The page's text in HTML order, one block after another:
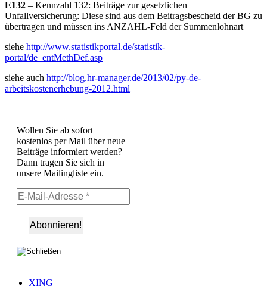
E132 – Kennzahl 132: Beiträge zur gesetzlichen
Unfallversicherung: Diese sind aus dem Beitragsbescheid der BG zu
übertragen und müssen ins ANZAHL-Feld der Summenlohnart
siehe http://www.statistikportal.de/statistik-
portal/de_entMethDef.asp
siehe auch http://blog.hr-manager.de/2013/02/py-de-
arbeitskostenerhebung-2012.html
Wollen Sie ab sofort
kostenlos per Mail über neue
Beiträge informiert werden?
Dann tragen Sie sich in
unsere Mailingliste ein.
XING